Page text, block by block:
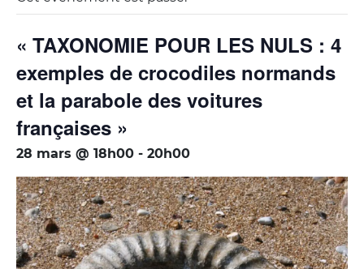
« TAXONOMIE POUR LES NULS : 4
exemples de crocodiles normands
et la parabole des voitures
françaises »
28 mars @ 18h00 - 20h00